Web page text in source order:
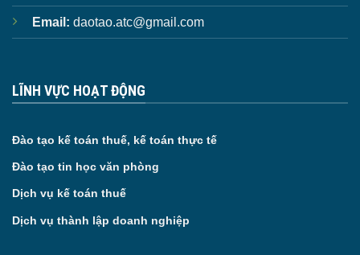
Email: daotao.atc@gmail.com
LĨNH VỰC HOẠT ĐỘNG
Đào tạo kế toán thuế, kế toán thực tế
Đào tạo tin học văn phòng
Dịch vụ kế toán thuế
Dịch vụ thành lập doanh nghiệp